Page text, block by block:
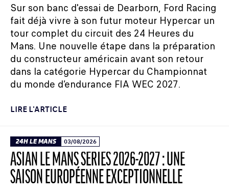
Sur son banc d'essai de Dearborn, Ford Racing
fait déjà vivre à son futur moteur Hypercar un
tour complet du circuit des 24 Heures du
Mans. Une nouvelle étape dans la préparation
du constructeur américain avant son retour
dans la catégorie Hypercar du Championnat
du monde d’endurance FIA WEC 2027.
LIRE L'ARTICLE
24H LE MANS 03/08/2026
ASIAN LE MANS SERIES 2026-2027 : UNE
SAISON EUROPÉENNE EXCEPTIONNELLE